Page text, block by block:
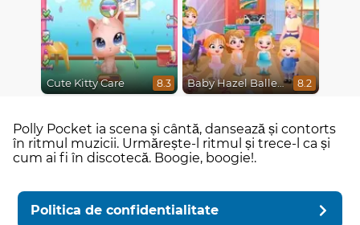
Cute Kitty Care 8.3 Baby Hazel Ballerina Dance 8.2
Polly Pocket ia scena și cântă, dansează și contorts
în ritmul muzicii. Urmărește-l ritmul și trece-l ca și
cum ai fi în discotecă. Boogie, boogie!.
Politica de confidentialitate